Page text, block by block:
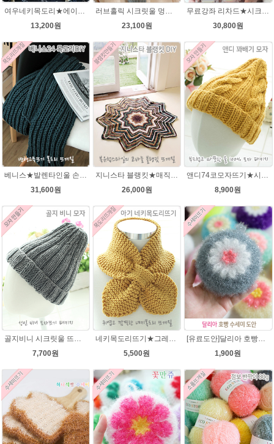
여우네키목도리★에이미울DIY 재료 패키지/유아목도리뜨기/아기목도리뜨개질/부드러운 베이비뜨개실로 제작 된 태교 손뜨개
13,200원
러브홀릭 시크릿울 멍석뜨기 목도리 뜨개질패키지
23,100원
무료강좌 리차드★시크릿울 꽈배기 목도리뜨기DIY 뜨개질
30,800원
베니스★발렌타인울 손뜨개질 목도리DIY 남녀커플 길라임목도리뜨개질
31,600원
지니스타 블랭킷★매직그라데이션 뜨개실 코바늘뜨기블랭킷 이지프린트뜨개실 뜨개질
26,000원
앤디74코모자뜨기★시크릿울3~4세용 모자뜨개질
8,900원
골지비니 시크릿울 뜨개실 모자뜨기 DIY 뜨개질
7,700원
네키목도리뜨기★그레이스메리노울 미니목도리뜨기
5,500원
[유료도안]달리아 호빵수세미뜨기 도안(수세미실은 옵션에서 추가구매 가능)/꽃수세미도안 /별호빵수세미처럼 예쁜수세미뜨기/빤짝이수세미실/웰빙수세미실/고급수세미실/데이지 반짝이수세미
1,900원